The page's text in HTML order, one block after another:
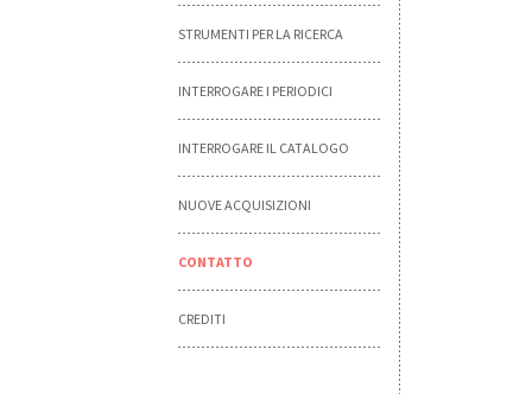
STRUMENTI PER LA RICERCA
INTERROGARE I PERIODICI
INTERROGARE IL CATALOGO
NUOVE ACQUISIZIONI
CONTATTO
CREDITI